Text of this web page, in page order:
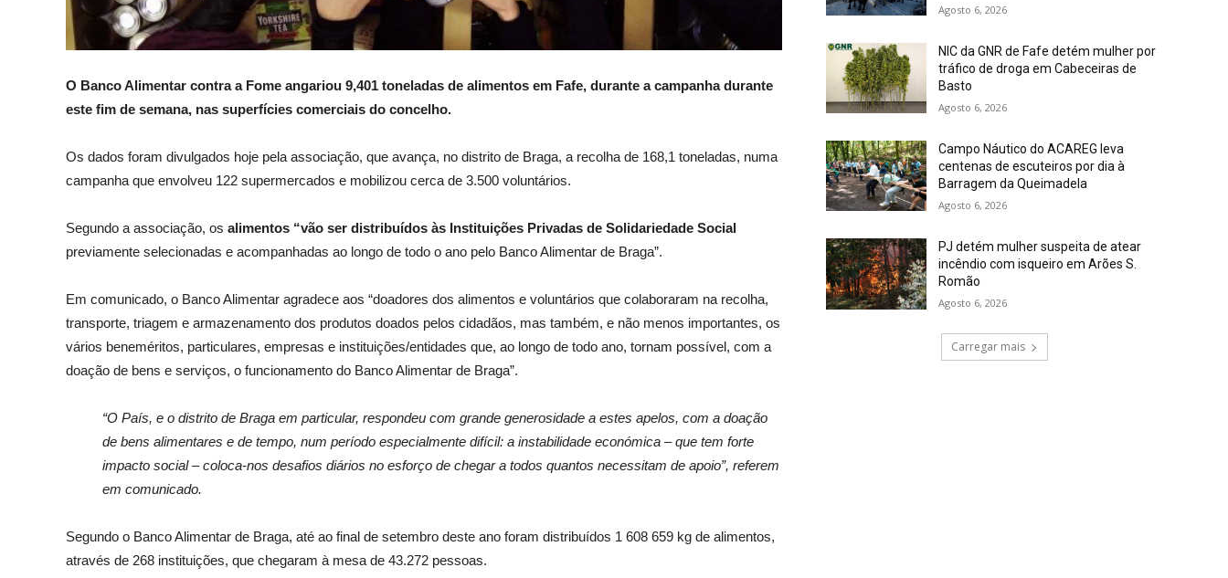
O Banco Alimentar contra a Fome angariou 9,401 toneladas de alimentos em Fafe, durante a campanha durante
este fim de semana, nas superfícies comerciais do concelho.
Os dados foram divulgados hoje pela associação, que avança, no distrito de Braga, a recolha de 168,1 toneladas, numa
campanha que envolveu 122 supermercados e mobilizou cerca de 3.500 voluntários.
Segundo a associação, os alimentos “vão ser distribuídos às Instituições Privadas de Solidariedade Social
previamente selecionadas e acompanhadas ao longo de todo o ano pelo Banco Alimentar de Braga”.
Em comunicado, o Banco Alimentar agradece aos “doadores dos alimentos e voluntários que colaboraram na recolha,
transporte, triagem e armazenamento dos produtos doados pelos cidadãos, mas também, e não menos importantes, os
vários beneméritos, particulares, empresas e instituições/entidades que, ao longo de todo ano, tornam possível, com a
doação de bens e serviços, o funcionamento do Banco Alimentar de Braga”.
“O País, e o distrito de Braga em particular, respondeu com grande generosidade a estes apelos, com a doação
de bens alimentares e de tempo, num período especialmente difícil: a instabilidade económica – que tem forte
impacto social – coloca-nos desafios diários no esforço de chegar a todos quantos necessitam de apoio”, referem
em comunicado.
Segundo o Banco Alimentar de Braga, até ao final de setembro deste ano foram distribuídos 1 608 659 kg de alimentos,
através de 268 instituições, que chegaram à mesa de 43.272 pessoas.
Agosto 6, 2026
NIC da GNR de Fafe detém mulher por
tráfico de droga em Cabeceiras de
Basto
Agosto 6, 2026
Campo Náutico do ACAREG leva
centenas de escuteiros por dia à
Barragem da Queimadela
Agosto 6, 2026
PJ detém mulher suspeita de atear
incêndio com isqueiro em Arões S.
Romão
Agosto 6, 2026
Carregar mais